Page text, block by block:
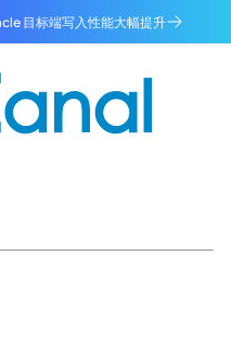
目标端写入性能大幅提升